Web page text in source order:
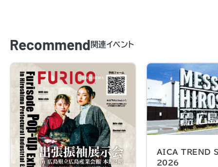
Recommend関連イベント
AICA TREND
2026